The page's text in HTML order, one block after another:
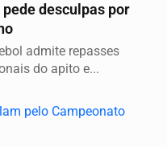
desculpas por
admite repasses
do apito e...